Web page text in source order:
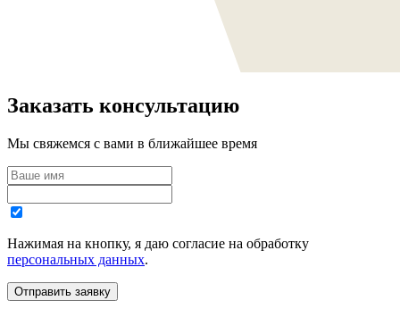
Заказать консультацию
Мы свяжемся с вами в ближайшее время
Нажимая на кнопку, я даю согласие на обработку
персональных данных.